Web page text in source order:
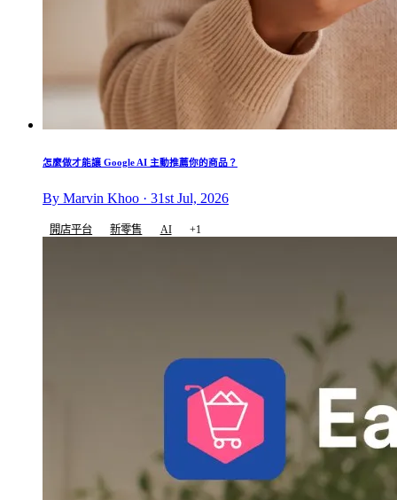
怎麼做才能讓 Google AI 主動推薦你的商品？
By Marvin Khoo · 31st Jul, 2026
開店平台 新零售 AI +1